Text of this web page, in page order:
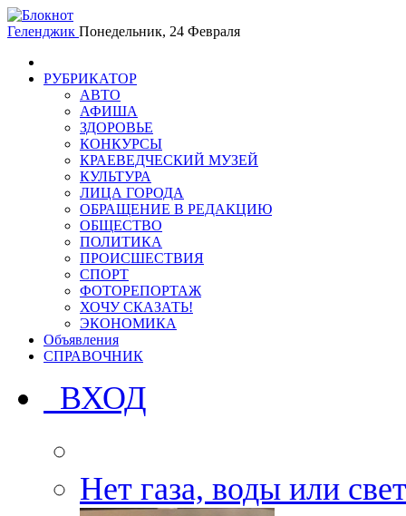
Геленджик Понедельник, 24 Февраля
РУБРИКАТОР
АВТО
АФИША
ЗДОРОВЬЕ
КОНКУРСЫ
КРАЕВЕДЧЕСКИЙ МУЗЕЙ
КУЛЬТУРА
ЛИЦА ГОРОДА
ОБРАЩЕНИЕ В РЕДАКЦИЮ
ОБЩЕСТВО
ПОЛИТИКА
ПРОИСШЕСТВИЯ
СПОРТ
ФОТОРЕПОРТАЖ
ХОЧУ СКАЗАТЬ!
ЭКОНОМИКА
Объявления
СПРАВОЧНИК
ВХОД
Нет газа, воды или